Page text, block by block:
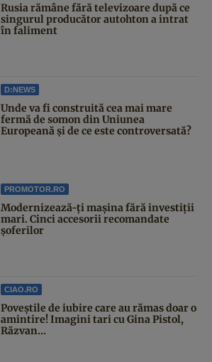
Rusia rămâne fără televizoare după ce
singurul producător autohton a intrat
în faliment
D:NEWS
Unde va fi construită cea mai mare
fermă de somon din Uniunea
Europeană și de ce este controversată?
PROMOTOR.RO
Modernizează-ți mașina fără investiții
mari. Cinci accesorii recomandate
șoferilor
CIAO.RO
Poveştile de iubire care au rămas doar o
amintire! Imagini tari cu Gina Pistol,
Răzvan...